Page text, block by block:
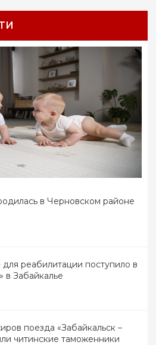
в Черновском районе
реабилитации поступило в
в Забайкалье
поезда «Забайкальск –
читинские таможенники